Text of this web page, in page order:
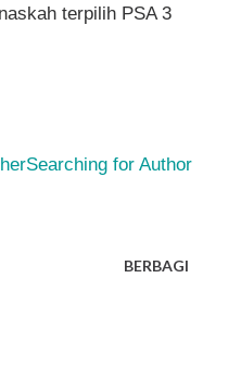
terpilih PSA 3
for Author
BERBAGI